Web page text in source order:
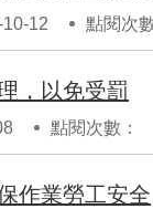
12 點閱次
，以免受罰
點閱次數：
作業勞工安全